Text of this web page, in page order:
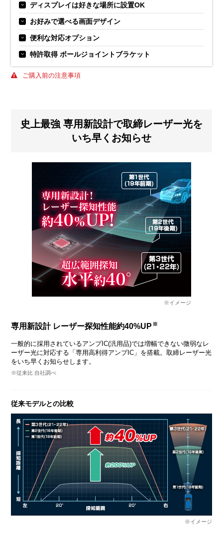
ディスプレイは好きな場所に設置OK
お好みで選べる画面デザイン
便利な対応オプション
特許取得 ボールジョイントブラケット
ご購入前の注意事項
史上最強 専用新設計で取締レーザー光を
いち早くお知らせ
※イメージ
専用新設計 レーザー探知性能約40%UP ※
一般的に採用されているアンプIC(汎用品)では増幅できない微弱なレ
ーザー光に対応する「専用高利得アンプIC」を搭載。取締レーザー光
をいち早くお知らせします。
※従来比 自社調べ
従来モデルとの比較
※イメージ